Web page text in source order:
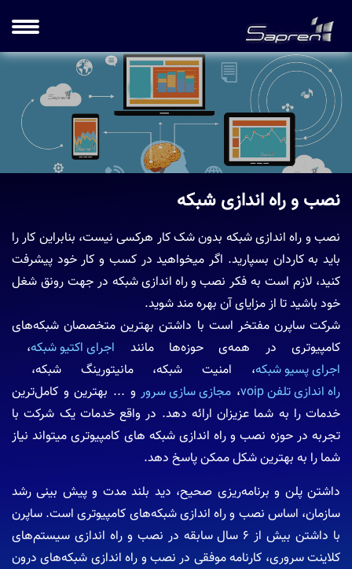
نصب و راه اندازی شبکه
نصب و راه اندازی شبکه بدون شک کار هرکسی نیست، بنابراین کار را
باید به کاردان بسپارید. اگر میخواهید در کسب و کار خود پیشرفت
کنید، لازم است به فکر نصب و راه اندازی شبکه در جهت رونق شغل
خود باشید تا از مزایای آن بهره مند شوید.
شرکت ساپرن مفتخر است با داشتن بهترین متخصصان شبکه‌های
کامپیوتری در همه‌ی حوزه‌ها مانند اجرای اکتیو شبکه،
اجرای پسیو شبکه، امنیت شبکه، مانیتورینگ شبکه،
راه اندازی تلفن voip
، مجازی سازی سرورو ... بهترین و کامل‌ترین
خدمات را به شما عزیزان ارائه دهد. در واقع خدمات یک شرکت با
تجربه در حوزه نصب و راه اندازی شبکه‌ های کامپیوتری میتواند نیاز
شما را به بهترین شکل ممکن پاسخ دهد.
داشتن پلن و برنامه‌ریزی صحیح، دید بلند مدت و پیش بینی رشد
سازمان، اساس نصب و راه اندازی شبکه‌های کامپیوتری است. ساپرن
با داشتن بیش از 6 سال سابقه در نصب و راه اندازی سیستم‌های
کلاینت سروری، کارنامه موفقی در نصب و راه اندازی شبکه‌های درون